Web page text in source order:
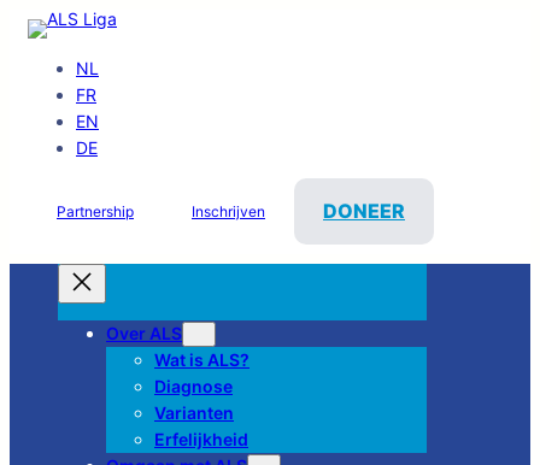
NL
FR
EN
DE
Partnership Inschrijven DONEER
Over ALS
Wat is ALS?
Diagnose
Varianten
Erfelijkheid